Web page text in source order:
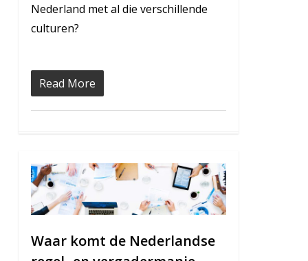
Nederland met al die verschillende
culturen?
Read More
Waar komt de Nederlandse
4